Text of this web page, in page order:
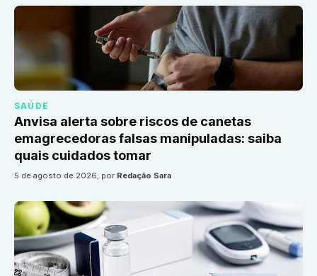
SAÚDE
Anvisa alerta sobre riscos de canetas
emagrecedoras falsas manipuladas: saiba
quais cuidados tomar
5 de agosto de 2026, por Redação Sara